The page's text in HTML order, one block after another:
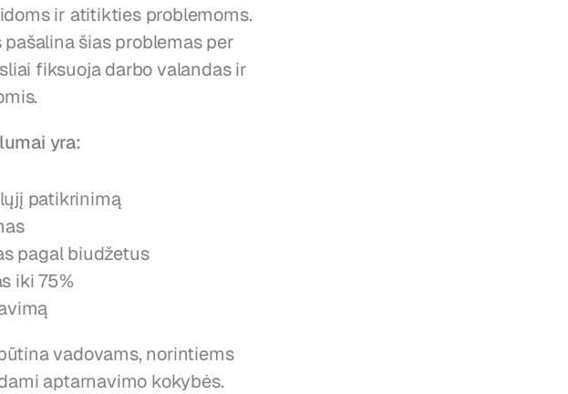
ir atitikties problemoms.
šias problemas per
fiksuoja darbo valandas ir
yra:
patikrinimą
pagal biudžetus
iki 75%
vadovams, norintiems
aptarnavimo kokybės.